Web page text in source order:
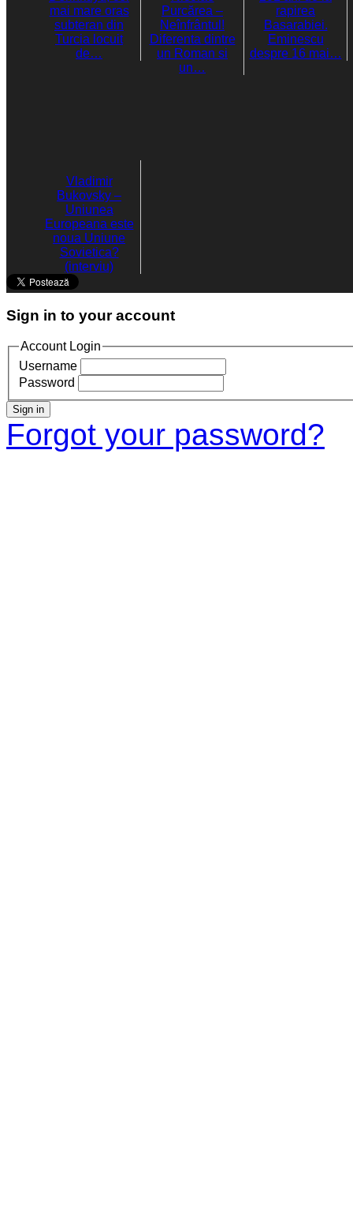
mai mare oras
subteran din
Turcia locuit
de…
Purcărea –
Neînfrântul!
Diferenta dintre
un Roman si
un…
rapirea
Basarabiei.
Eminescu
despre 16 mai…
Vladimir
Bukovsky –
Uniunea
Europeana este
noua Uniune
Sovietica?
(interviu)
Sign in to your account
Account Login
Username
Password
Sign in
Forgot your password?